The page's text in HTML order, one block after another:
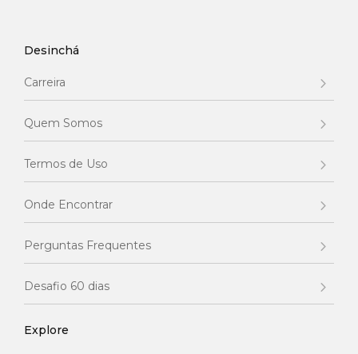
Desinchá
Carreira
Quem Somos
Termos de Uso
Onde Encontrar
Perguntas Frequentes
Desafio 60 dias
Explore